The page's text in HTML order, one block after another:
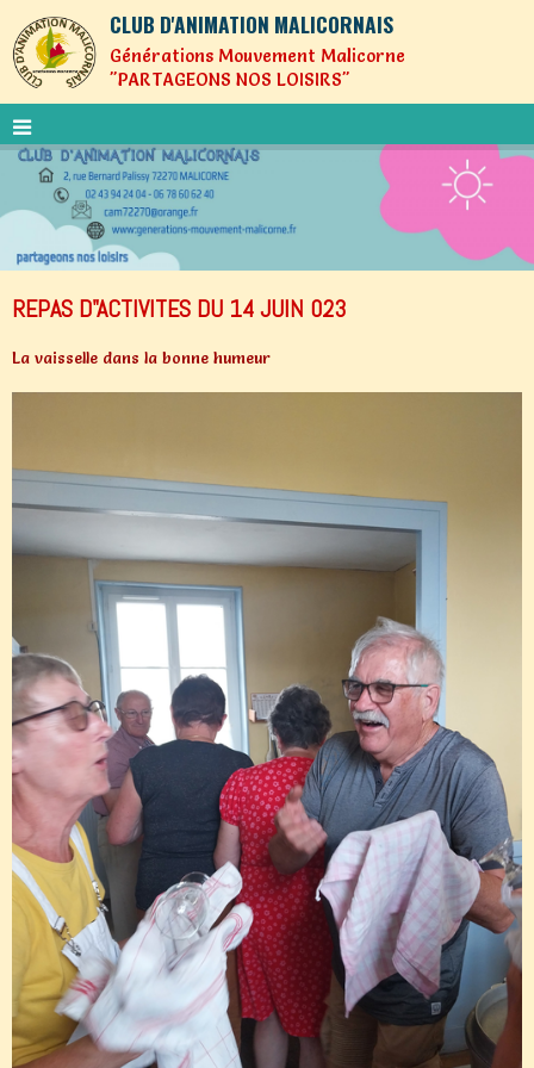
CLUB D'ANIMATION MALICORNAIS
Générations Mouvement Malicorne
"PARTAGEONS NOS LOISIRS"
REPAS D"ACTIVITES DU 14 JUIN 023
La vaisselle dans la bonne humeur